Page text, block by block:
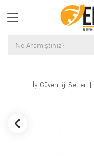
İş Güvenliği Setleri |